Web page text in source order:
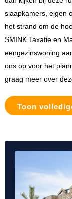
slaapkamers, eigen
het strand om de
SMINK Taxatie en
eengezinswoning
ons op voor het
graag meer over
Toon